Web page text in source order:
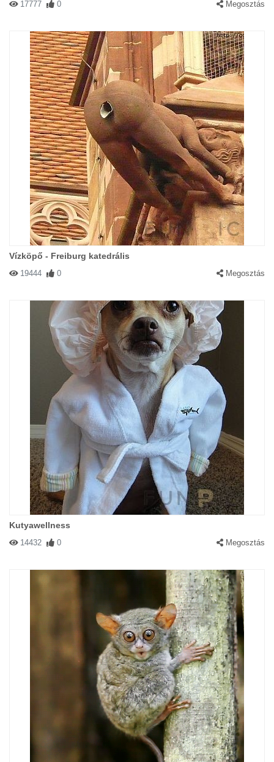
17777 0 Megosztás
Vízköpő - Freiburg katedrális
19444 0 Megosztás
Kutyawellness
14432 0 Megosztás